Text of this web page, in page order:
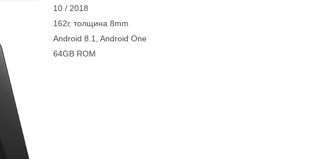
10 / 2018
162г, толщина 8mm
Android 8.1, Android One
64GB ROM